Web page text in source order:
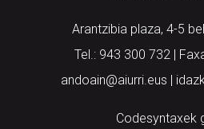
Arantzibia plaza, 4-5
Tel.: 943 300 732 |
andoain@aiurri.eus |
Codesyntaxek